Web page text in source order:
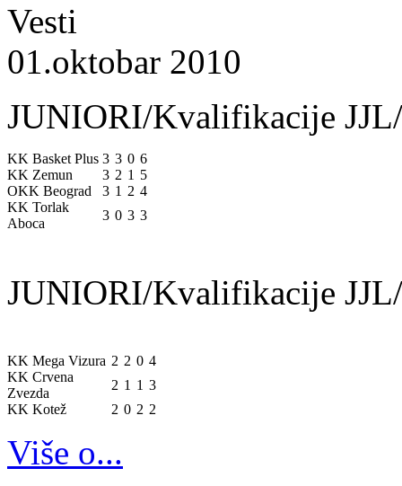
Vesti
01.oktobar 2010
JUNIORI/Kvalifikacije
KK Basket Plus 3 3 0 6
KK Zemun
3 2 1 5
OKK Beograd
3 1 2 4
KK Torlak
Aboca
3 0 3 3
JUNIORI/Kvalifikacije
KK Mega Vizura 2 2 0 4
KK Crvena
Zvezda
2 1 1 3
KK Kotež
2 0 2 2
Više o...